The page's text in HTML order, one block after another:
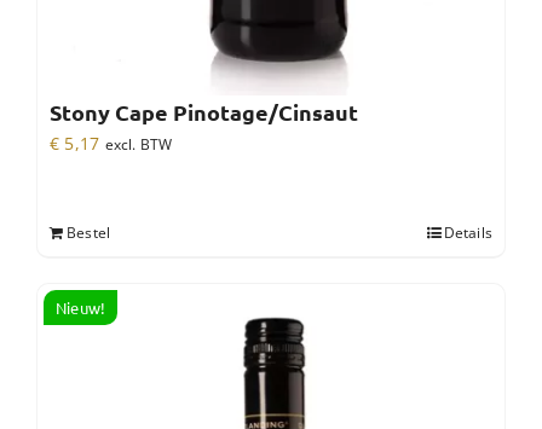
Stony Cape Pinotage/Cinsaut
€ 5,17 excl. BTW
Bestel Details
Nieuw!